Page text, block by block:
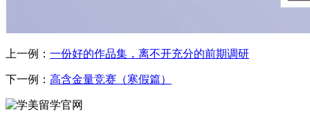
上一例： 一份好的作品集，离不开充分的前期调研
下一例： 高含金量竞赛（寒假篇）